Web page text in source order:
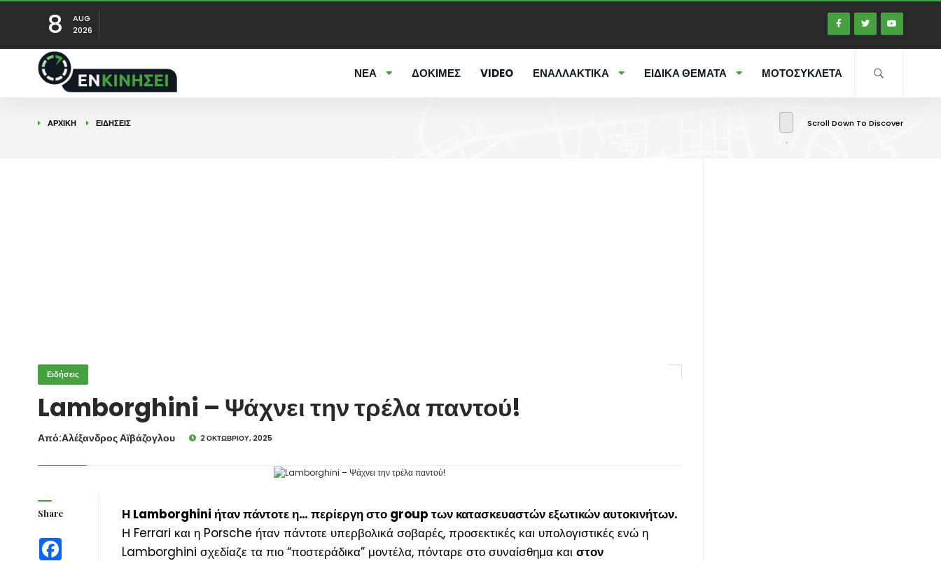
8
AUG
2026
ΝΕΑ ΔΟΚΙΜΕΣ VIDEO ΕΝΑΛΛΑΚΤΙΚΑ ΕΙΔΙΚΑ ΘΕΜΑΤΑ ΜΟΤΟΣΥΚΛΕΤΑ
ΑΡΧΙΚΉ ΕΙΔΉΣΕΙΣ Scroll Down To Discover
Ειδήσεις
Lamborghini – Ψάχνει την τρέλα παντού!
Από:Aλέξανδρος Αϊβάζογλου 2 ΟΚΤΩΒΡΊΟΥ, 2025
Share
Facebook
Η Lamborghini ήταν πάντοτε η… περίεργη στο group των κατασκευαστών εξωτικών αυτοκινήτων.
Η Ferrari και η Porsche ήταν πάντοτε υπερβολικά σοβαρές, προσεκτικές και υπολογιστικές ενώ η
Lamborghini σχεδίαζε τα πιο “ποστεράδικα” μοντέλα, πόνταρε στο συναίσθημα και στον